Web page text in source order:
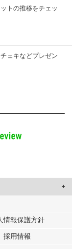
トの推移をチェッ
ェキなどプレゼン
たコンテンツや広告の
しています。
提供した他の情報や、
情報保護方針
採用情報